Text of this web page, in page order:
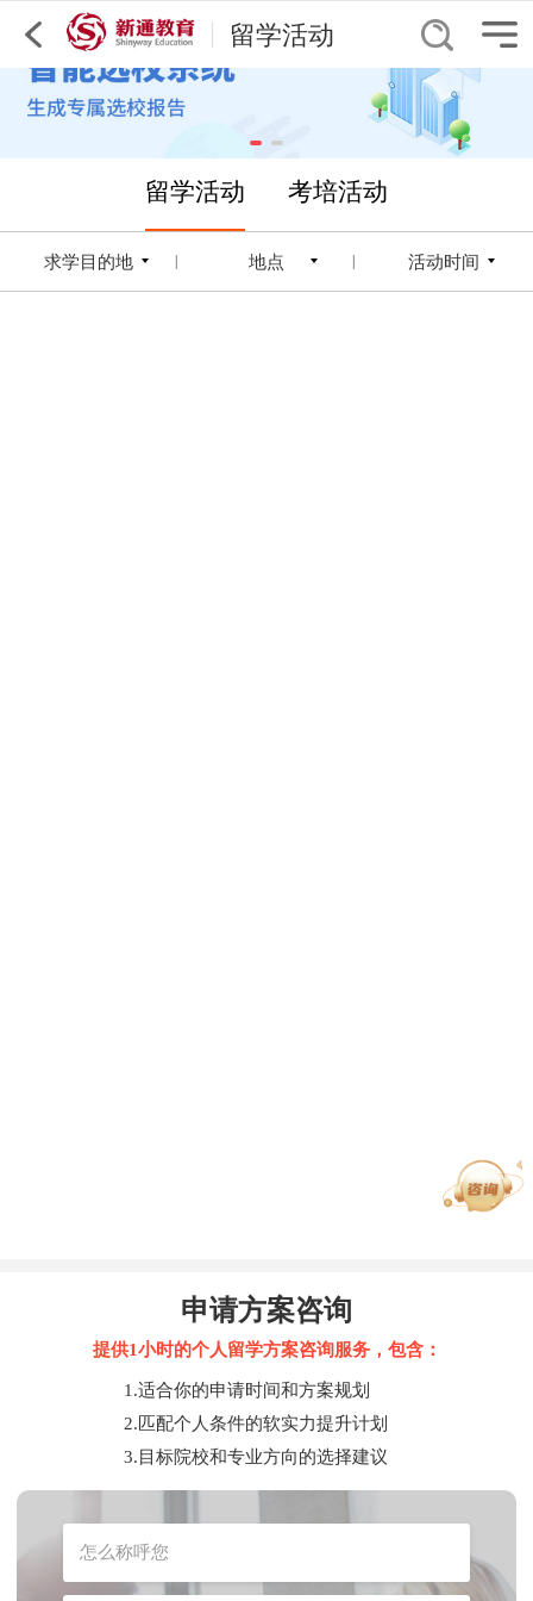
留学活动
留学活动 考培活动
求学目的地 地点 活动时间
申请方案咨询
提供1小时的个人留学方案咨询服务，包含：
1.适合你的申请时间和方案规划
2.匹配个人条件的软实力提升计划
3.目标院校和专业方向的选择建议